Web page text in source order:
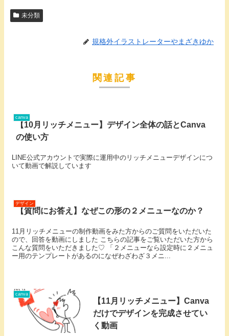
未分類
規格外イラストレーターやまざきゆか
関連記事
canva
【10月リッチメニュー】デザイン全体の話とCanva
の使い方
LINE公式アカウントで実際に運用中のリッチメニューデザインにつ
いて動画で解説しています
デザイン
【質問にお答え】なぜこの形の２メニューなのか？
11月リッチメニューの制作動画をみた方からのご質問をいただいた
ので、回答を動画にしました こちらの記事をご覧いただいた方から
こんな質問をいただきました♡ 「２メニューなら設定時に２メニュ
ー用のテンプレートがあるのになぜわざわざ３メニ...
canva
【11月リッチメニュー】Canva
だけでデザインを完成させてい
く動画